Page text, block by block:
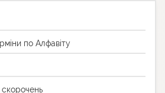
по Алфавіту